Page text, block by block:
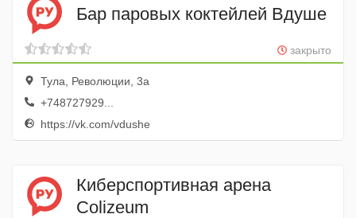
Бар паровых коктейлей Вдуше
закрыто
Тула, Революции, 3а
+748727929...
https://vk.com/vdushe
Киберспортивная арена
Colizeum